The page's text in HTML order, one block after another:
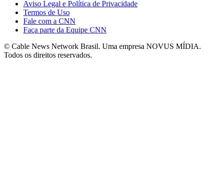
Aviso Legal e Política de Privacidade
Termos de Uso
Fale com a CNN
Faça parte da Equipe CNN
© Cable News Network Brasil. Uma empresa NOVUS MÍDIA.
Todos os direitos reservados.